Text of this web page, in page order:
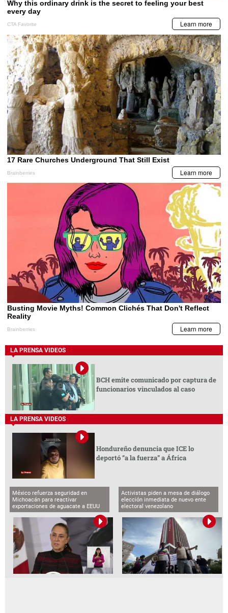
LA PRENSA VIDEOS
BCH emite comunicado por captura de
funcionarios vinculados al caso
LA PRENSA VIDEOS
Hondureño denuncia que ICE lo
deportó “a la fuerza” a África
México refuerza seguridad en
Michoacán para reactivar
exportaciones de aguacate a EEUU
Activistas piden a mesa de diálogo
elección inmediata de nuevo ente
electoral venezolano